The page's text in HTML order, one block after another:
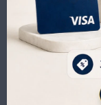
Productos